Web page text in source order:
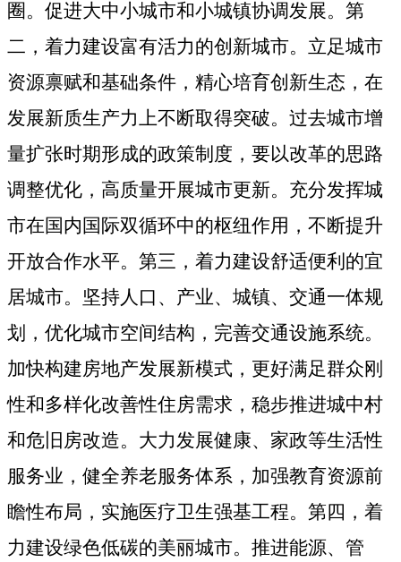
圈。促进大中小城市和小城镇协调发展。第
二，着力建设富有活力的创新城市。立足城市
资源禀赋和基础条件，精心培育创新生态，在
发展新质生产力上不断取得突破。过去城市增
量扩张时期形成的政策制度，要以改革的思路
调整优化，高质量开展城市更新。充分发挥城
市在国内国际双循环中的枢纽作用，不断提升
开放合作水平。第三，着力建设舒适便利的宜
居城市。坚持人口、产业、城镇、交通一体规
划，优化城市空间结构，完善交通设施系统。
加快构建房地产发展新模式，更好满足群众刚
性和多样化改善性住房需求，稳步推进城中村
和危旧房改造。大力发展健康、家政等生活性
服务业，健全养老服务体系，加强教育资源前
瞻性布局，实施医疗卫生强基工程。第四，着
力建设绿色低碳的美丽城市。推进能源、管